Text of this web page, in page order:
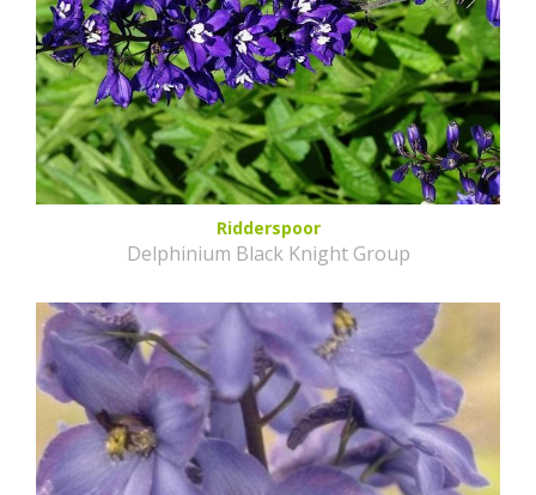
Ridderspoor
Delphinium Black Knight Group